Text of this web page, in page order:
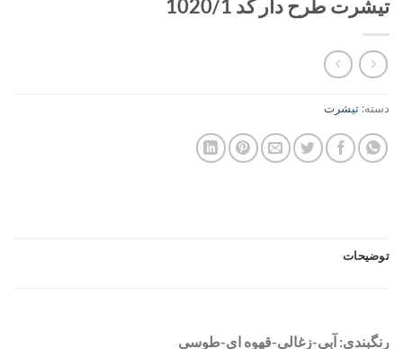
تیشرت طرح دار کد 1020/1
دسته: تیشرت
توضیحات
رنگبندی: آبی-زغالی-قهوه ای-طوسی